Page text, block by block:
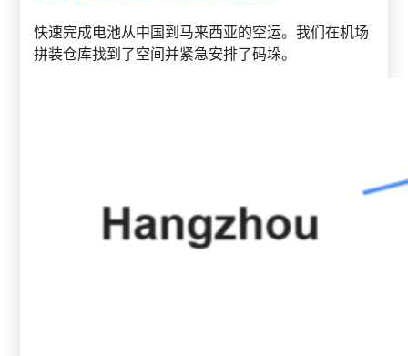
快速完成电池从中国到马来西亚的空运。我们在机场
拼装仓库找到了空间并紧急安排了码垛。